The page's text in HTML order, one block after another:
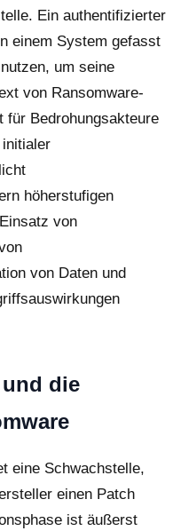
Ein authentifizierter
einem System gefasst
um seine
von Ransomware-
für Bedrohungsakteure
höherstufigen
von
von Daten und
und die
eine Schwachstelle,
einen Patch
ist äußerst